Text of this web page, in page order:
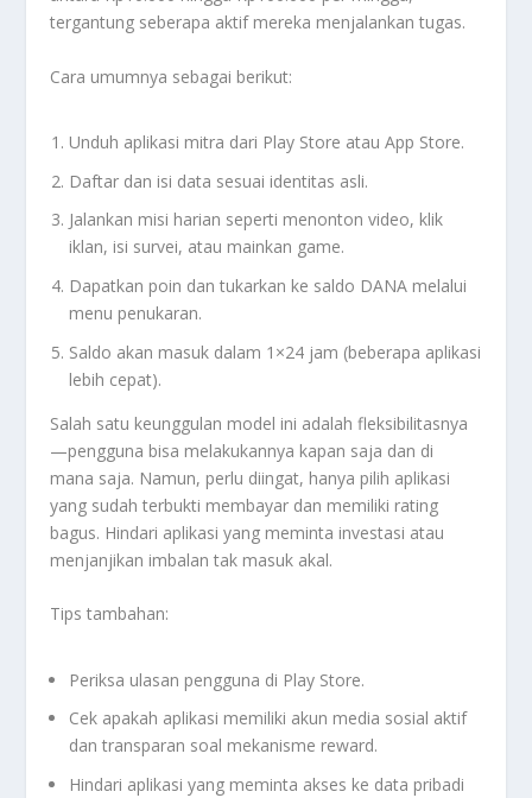
tergantung seberapa aktif mereka menjalankan tugas.
Cara umumnya sebagai berikut:
Unduh aplikasi mitra dari Play Store atau App Store.
Daftar dan isi data sesuai identitas asli.
Jalankan misi harian seperti menonton video, klik
iklan, isi survei, atau mainkan game.
Dapatkan poin dan tukarkan ke saldo DANA melalui
menu penukaran.
Saldo akan masuk dalam 1×24 jam (beberapa aplikasi
lebih cepat).
Salah satu keunggulan model ini adalah fleksibilitasnya
—pengguna bisa melakukannya kapan saja dan di
mana saja. Namun, perlu diingat, hanya pilih aplikasi
yang sudah terbukti membayar dan memiliki rating
bagus. Hindari aplikasi yang meminta investasi atau
menjanjikan imbalan tak masuk akal.
Tips tambahan:
Periksa ulasan pengguna di Play Store.
Cek apakah aplikasi memiliki akun media sosial aktif
dan transparan soal mekanisme reward.
Hindari aplikasi yang meminta akses ke data pribadi